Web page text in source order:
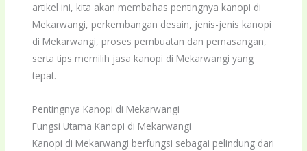
artikel ini, kita akan membahas pentingnya kanopi di
Mekarwangi, perkembangan desain, jenis-jenis kanopi
di Mekarwangi, proses pembuatan dan pemasangan,
serta tips memilih jasa kanopi di Mekarwangi yang
tepat.
Pentingnya Kanopi di Mekarwangi
Fungsi Utama Kanopi di Mekarwangi
Kanopi di Mekarwangi berfungsi sebagai pelindung dari